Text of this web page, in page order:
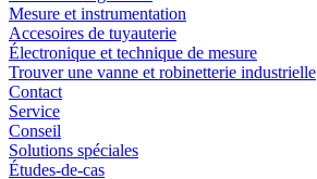
Mesure et instrumentation
Accesoires de tuyauterie
Électronique et technique de mesure
Trouver une vanne et robinetterie industrielle
Contact
Service
Conseil
Solutions spéciales
Études-de-cas